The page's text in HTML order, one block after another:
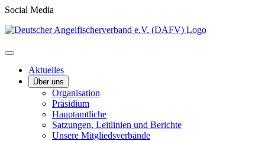
Social Media
Aktuelles
Über uns
Organisation
Präsidium
Hauptamtliche
Satzungen, Leitlinien und Berichte
Unsere Mitgliedsverbände